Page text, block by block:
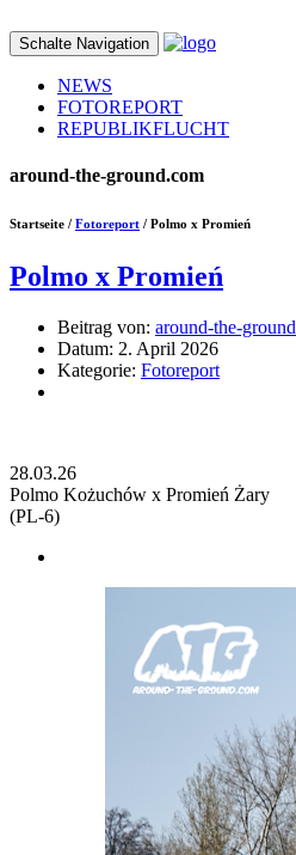
Schalte Navigation
NEWS
FOTOREPORT
REPUBLIKFLUCHT
around-the-ground.com
Startseite / Fotoreport / Polmo x Promień
Polmo x Promień
Beitrag von: around-the-ground
Datum: 2. April 2026
Kategorie: Fotoreport
28.03.26
Polmo Kożuchów x Promień Żary
(PL-6)